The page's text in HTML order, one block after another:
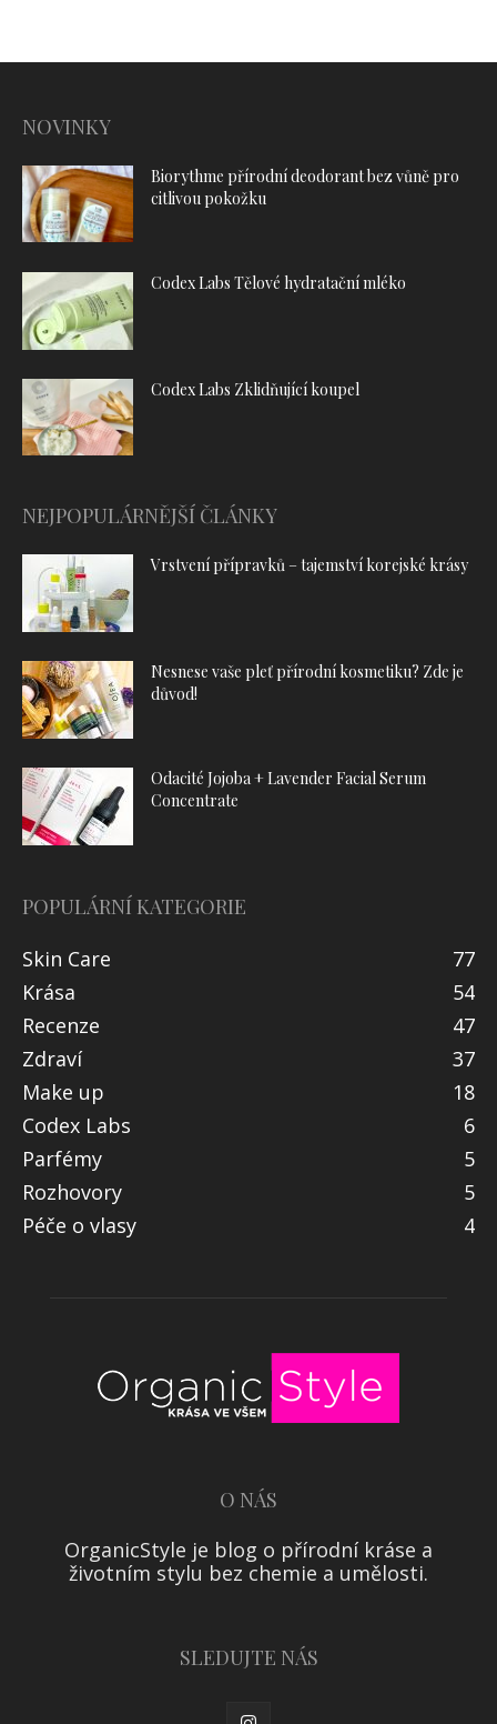
NOVINKY
Biorythme přírodní deodorant bez vůně pro
citlivou pokožku
Codex Labs Tělové hydratační mléko
Codex Labs Zklidňující koupel
NEJPOPULÁRNĚJŠÍ ČLÁNKY
Vrstvení přípravků – tajemství korejské krásy
Nesnese vaše pleť přírodní kosmetiku? Zde je
důvod!
Odacité Jojoba + Lavender Facial Serum
Concentrate
POPULÁRNÍ KATEGORIE
Skin Care
77
Krása
54
Recenze
47
Zdraví
37
Make up
18
Codex Labs
6
Parfémy
5
Rozhovory
5
Péče o vlasy
4
O NÁS
OrganicStyle je blog o přírodní kráse a
životním stylu bez chemie a umělosti.
SLEDUJTE NÁS